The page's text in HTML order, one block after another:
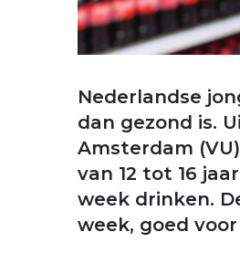
Nederlandse
dan gezond is.
Amsterdam
van 12 tot 16
week drinken.
week, goed